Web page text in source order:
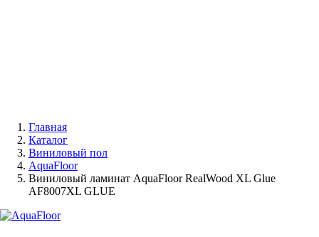
Главная
Каталог
Виниловый пол
AquaFloor
Виниловый ламинат AquaFloor RealWood XL Glue
AF8007XL GLUE